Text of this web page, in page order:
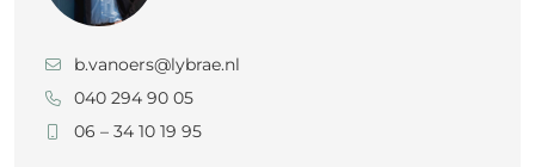
b.vanoers@lybrae.nl
040 294 90 05
06 – 34 10 19 95